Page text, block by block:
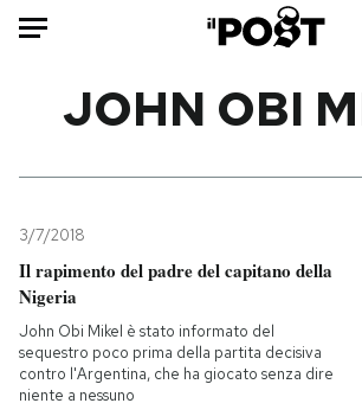
Mondo
Politica
Tecnologia
Internet
Scienza
Cultura
Media
JOHN OBI
3/7/2018
Il rapimento del padre del capitano della
Nigeria
John Obi Mikel è stato informato del
sequestro poco prima della partita decisiva
contro l'Argentina, che ha giocato senza dire
niente a nessuno